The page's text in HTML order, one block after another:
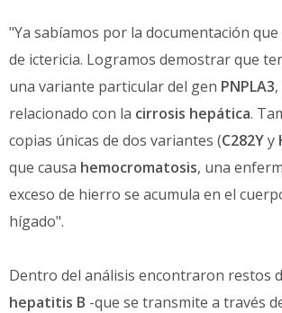
"Ya sabíamos por la documentación
de ictericia. Logramos demostrar que
una variante particular del gen PNPLA3
relacionado con la cirrosis hepática.
copias únicas de dos variantes (C282Yy
que causa hemocromatosis, una
exceso de hierro se acumula en el
hígado".
Dentro del análisis encontraron restos
hepatitis B -que se transmite a través